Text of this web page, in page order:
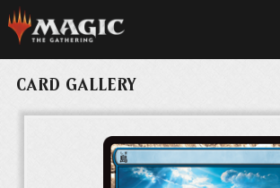
CARD GALLERY